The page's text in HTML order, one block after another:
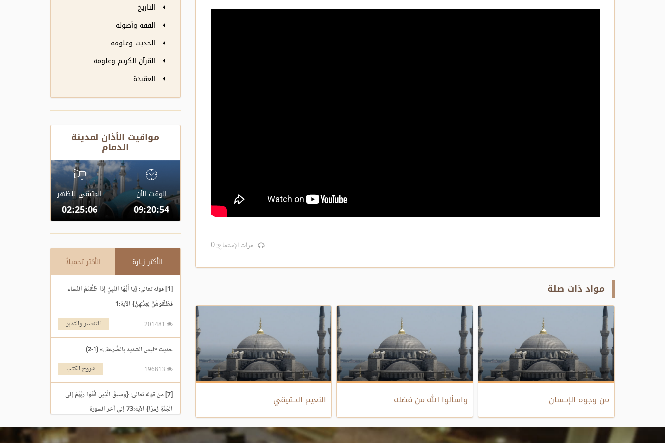
مرات الإستماع: 0
مواد ذات صلة
من وجوه الإحسان واسألوا الله من فضله النعيم الحقيقي
التاريخ
الفقه وأصوله
الحديث وعلومه
القرآن الكريم وعلومه
العقيدة
مواقيت الأذان لمدينة
الدمام
الوقت الآن
09:20:54
المتبقي للظهر
02:25:06
الأكثر زيارة الأكثر تحميلاً
[1] قوله تعالى: {يَا أَيُّهَا النَّبِيُّ إِذَا طَلَّقْتُمُ النِّسَاء
فَطَلِّقُوهُنَّ لِعِدَّتِهِنَّ} الآية:1
التفسير والتدبر
حديث «ليس الشديد بالصُّرَعة..» (1-2)
شروح الكتب
[7] من قوله تعالى: {وَسِيقَ الَّذِينَ اتَّقَوْا رَبَّهُمْ إِلَى
الْجَنَّةِ زُمَرًا} الآية:73 إلى آخر السورة
التفسير والتدبر